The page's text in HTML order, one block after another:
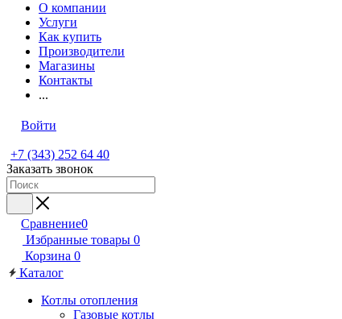
О компании
Услуги
Как купить
Производители
Магазины
Контакты
...
Войти
+7 (343) 252 64 40
Заказать звонок
Сравнение0
Избранные товары 0
Корзина 0
Каталог
Котлы отопления
Газовые котлы